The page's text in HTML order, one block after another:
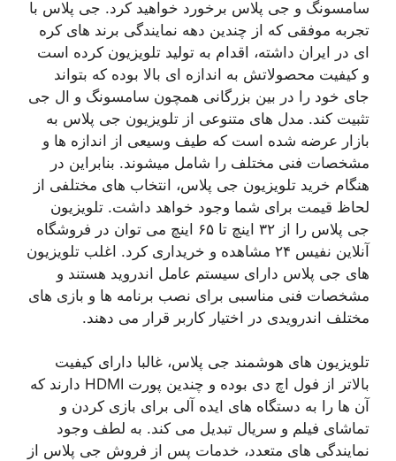
سامسونگ و جی پلاس برخورد خواهید کرد. جی پلاس با
تجربه موفقی که از چندین دهه نمایندگی برند های کره
ای در ایران داشته، اقدام به تولید تلویزیون کرده است
و کیفیت محصولاتش به اندازه ای بالا بوده که بتواند
جای خود را در بین بزرگانی همچون سامسونگ و ال جی
تثبیت کند. مدل های متنوعی از تلویزیون جی پلاس به
بازار عرضه شده است که طیف وسیعی از اندازه ها و
مشخصات فنی مختلف را شامل میشوند. بنابراین در
هنگام خرید تلویزیون جی پلاس، انتخاب های مختلفی از
لحاظ قیمت برای شما وجود خواهد داشت. تلویزیون
جی پلاس را از ۳۲ اینچ تا ۶۵ اینچ می توان در فروشگاه
آنلاین نفیس ۲۴ مشاهده و خریداری کرد. اغلب تلویزیون
های جی پلاس دارای سیستم عامل اندروید هستند و
مشخصات فنی مناسبی برای نصب برنامه ها و بازی های
مختلف اندرویدی در اختیار کاربر قرار می دهند.
تلویزیون های هوشمند جی پلاس، غالبا دارای کیفیت
بالاتر از فول اچ دی بوده و چندین پورت HDMI دارند که
آن ها را به دستگاه های ایده آلی برای بازی کردن و
تماشای فیلم و سریال تبدیل می کند. به لطف وجود
نمایندگی های متعدد، خدمات پس از فروش جی پلاس از